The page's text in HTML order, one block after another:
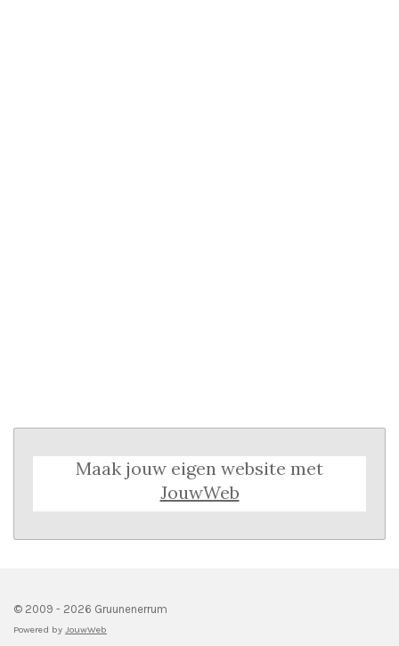
Maak jouw eigen website met
JouwWeb
© 2009 - 2026 Gruunenerrum
Powered by JouwWeb